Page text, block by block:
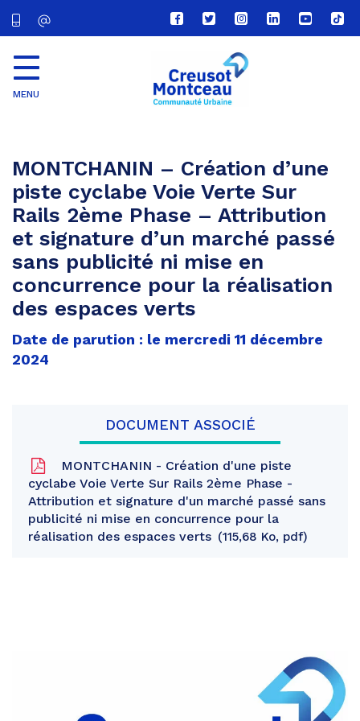
Lien
vers
compte
Facebook
Lien
vers
compte
Twitter
Lien
vers
le
compte
Lien
vers
Lien
vers
Lien
vers
MENU
MONTCHANIN – Création d’une
piste cyclabe Voie Verte Sur
Rails 2ème Phase – Attribution
et signature d’un marché passé
sans publicité ni mise en
concurrence pour la réalisation
des espaces verts
Date de parution : le mercredi 11 décembre
2024
DOCUMENT ASSOCIÉ
MONTCHANIN - Création d'une piste
cyclabe Voie Verte Sur Rails 2ème Phase -
Attribution et signature d'un marché passé sans
publicité ni mise en concurrence pour la
réalisation des espaces verts
115,68 Ko, pdf
Partager